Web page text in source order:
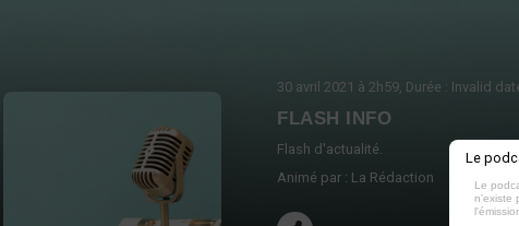
30 avril 2021 à 2h59, Durée : Invalid
FLASH INFO
Flash d'actualité.
Animé par : La Rédaction
Le
Le
n'existe